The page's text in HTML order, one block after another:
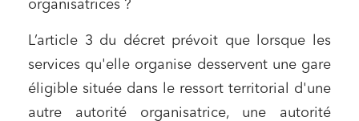
organisatrices ?
L’article 3 du décret prévoit que lorsque les
services qu'elle organise desservent une gare
éligible située dans le ressort territorial d'une
autre autorité organisatrice, une autorité